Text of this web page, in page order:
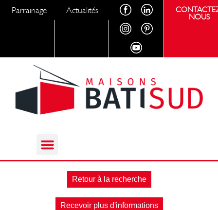
Parrainage Actualités
NOUS
Retour à la recherche
Recevoir plus d'informations